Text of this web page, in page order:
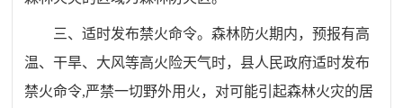
三、适时发布禁火命令。森林防火期内，预报有高
温、干旱、大风等高火险天气时，县人民政府适时发布
禁火命令,严禁一切野外用火，对可能引起森林火灾的居